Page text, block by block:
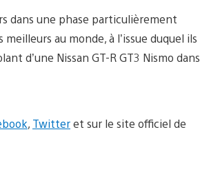
dans une phase particulièrement
au monde, à l’issue duquel ils
d’une Nissan GT-R GT3 Nismo dans
, Twitteret sur le site officiel de